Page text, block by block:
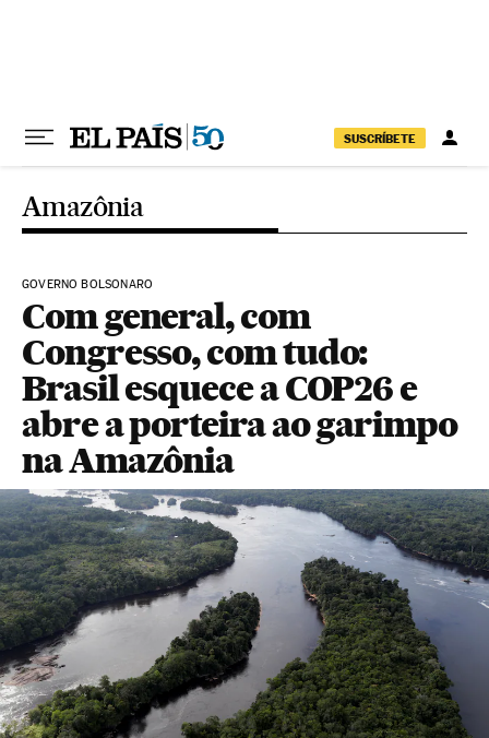
SUSCRÍBETE
Amazônia
GOVERNO BOLSONARO
Com general, com
Congresso, com tudo:
Brasil esquece a COP26 e
abre a porteira ao garimpo
na Amazônia